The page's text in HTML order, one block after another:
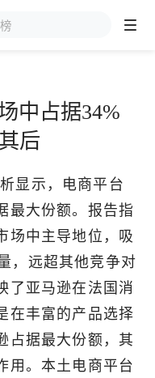
中占据34%
后
显示，电商平台
最大份额。报告指
场中主导地位，吸
，远超其他竞争对
了亚马逊在法国消
在丰富的产品选择
占据最大份额，其
用。本土电商平台